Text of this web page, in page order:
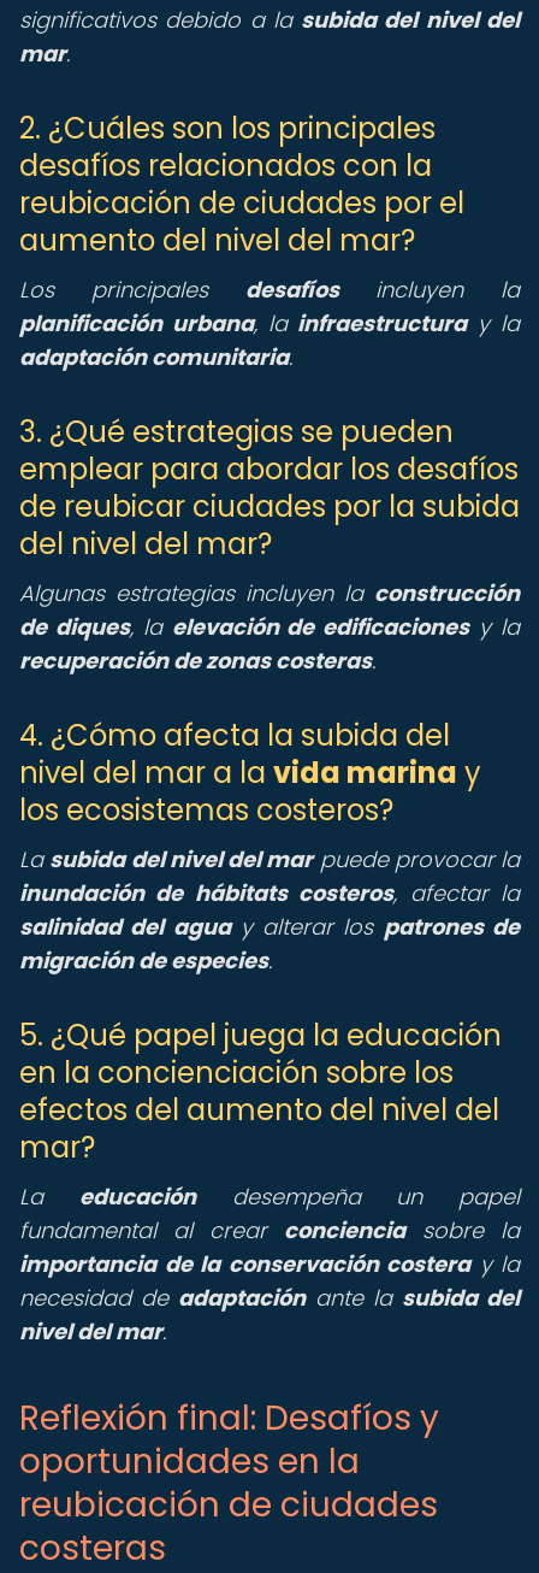
significativos debido a la subida del nivel del
mar.
2. ¿Cuáles son los principales
desafíos relacionados con la
reubicación de ciudades por el
aumento del nivel del mar?
Los principales desafíosincluyen la
planificación urbana, la infraestructuray la
adaptación comunitaria.
3. ¿Qué estrategias se pueden
emplear para abordar los desafíos
de reubicar ciudades por la subida
del nivel del mar?
Algunas estrategias incluyen la construcción
de diques, la elevación de edificacionesy la
recuperación de zonas costeras.
4. ¿Cómo afecta la subida del
nivel del mar a la vida marina y
los ecosistemas costeros?
La subida del nivel del marpuede provocar la
inundación de hábitats costeros, afectar la
salinidad del aguay alterar los patrones de
migración de especies.
5. ¿Qué papel juega la educación
en la concienciación sobre los
efectos del aumento del nivel del
mar?
La educacióndesempeña un papel
fundamental al crear concienciasobre la
importancia de la conservación costeray la
necesidad de adaptaciónante la subida del
nivel del mar.
Reflexión final: Desafíos y
oportunidades en la
reubicación de ciudades
costeras